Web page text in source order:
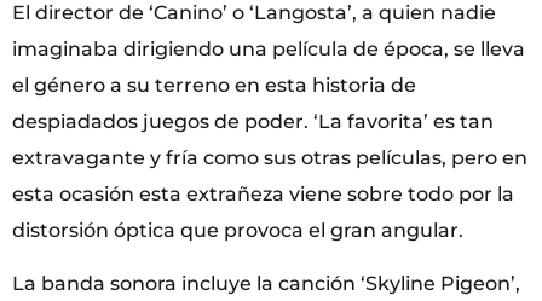
El director de ‘Canino’ o ‘Langosta’, a quien nadie
imaginaba dirigiendo una película de época, se lleva
el género a su terreno en esta historia de
despiadados juegos de poder. ‘La favorita’ es tan
extravagante y fría como sus otras películas, pero en
esta ocasión esta extrañeza viene sobre todo por la
distorsión óptica que provoca el gran angular.
La banda sonora incluye la canción ‘Skyline Pigeon’,